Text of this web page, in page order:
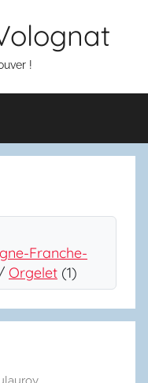
!
Franche-
Orgelet (1)